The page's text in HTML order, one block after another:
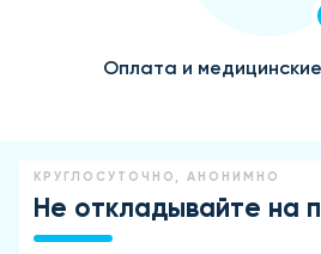
Оплата и
КРУГЛОСУТОЧНО, АНОНИМНО
Не откладывайте на